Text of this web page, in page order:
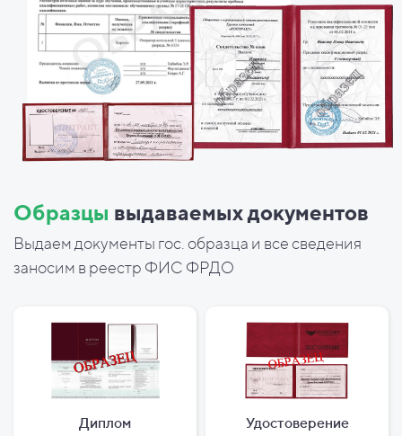
Образцы выдаваемых документов
Выдаем документы гос. образца и все сведения
заносим в реестр ФИС ФРДО
Диплом Удостоверение